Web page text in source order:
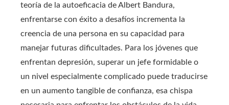
teoría de la autoeficacia de Albert Bandura,
enfrentarse con éxito a desafíos incrementa la
creencia de una persona en su capacidad para
manejar futuras dificultades. Para los jóvenes que
enfrentan depresión, superar un jefe formidable o
un nivel especialmente complicado puede traducirse
en un aumento tangible de confianza, esa chispa